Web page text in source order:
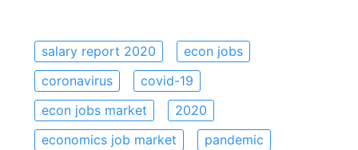
salary report 2020
econ jobs
coronavirus
covid-19
econ jobs market
2020
economics job market
pandemic